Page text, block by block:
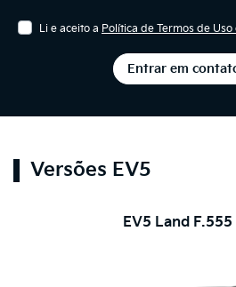
Li e aceito a Política de Termos de
Entrar em
Versões EV5
EV5 Land